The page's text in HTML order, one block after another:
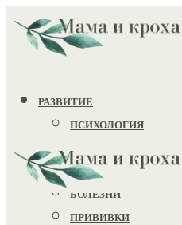
РАЗВИТИЕ
ПСИХОЛОГИЯ
ИГРУШКИ
ЗДОРОВЬЕ
БОЛЕЗНИ
ПРИВИВКИ